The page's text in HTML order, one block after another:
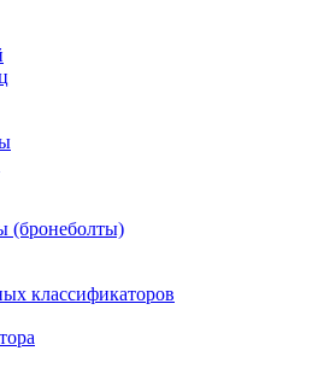
(бронеболты)
классификаторов